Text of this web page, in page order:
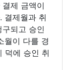
제 금액이
결제월과 취
되고 승인
월이 다를 경
덕에 승인 취